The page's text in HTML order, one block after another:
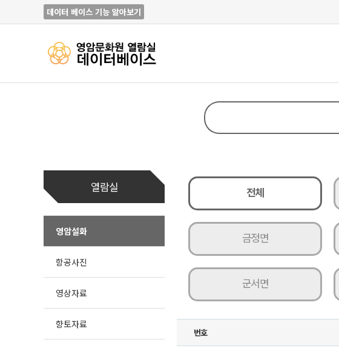
데이터 베이스 기능 알아보기
열람실
영암설화
항공사진
영상자료
향토자료
전체
금정면
군서면
번호